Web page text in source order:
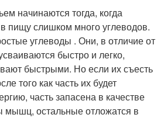
начинаются тогда, когда
в пищу слишком много углеводов.
углеводы . Они, в отличие от
быстро и легко,
быстрыми. Но если их съесть
того как часть их будет
часть запасена в качестве
мышц, остальные отложатся в